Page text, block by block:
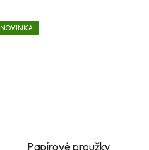
NOVINKA
Papírové proužky